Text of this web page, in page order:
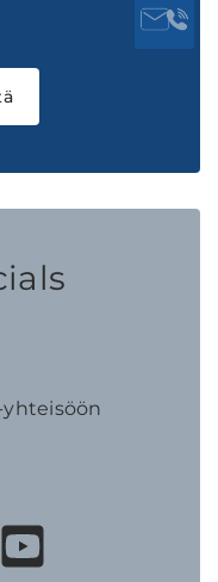
yhteisöön